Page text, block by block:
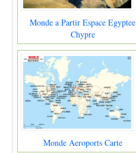
Monde a Partir Espace Egyptee
Chypre
Monde Aeroports Carte